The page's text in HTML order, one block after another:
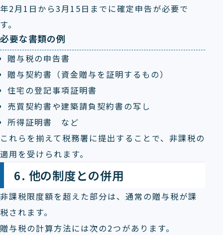
年2月1日から3月15日までに確定申告が必要で
す。
必要な書類の例
贈与税の申告書
贈与契約書（資金贈与を証明するもの）
住宅の登記事項証明書
売買契約書や建築請負契約書の写し
所得証明書 など
これらを揃えて税務署に提出することで、非課税の
適用を受けられます。
6. 他の制度との併用
非課税限度額を超えた部分は、通常の贈与税が課
税されます。
贈与税の計算方法には次の2つがあります。